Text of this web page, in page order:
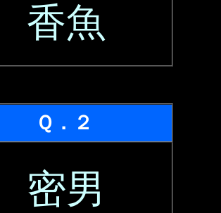
香魚
Ｑ．２
密男